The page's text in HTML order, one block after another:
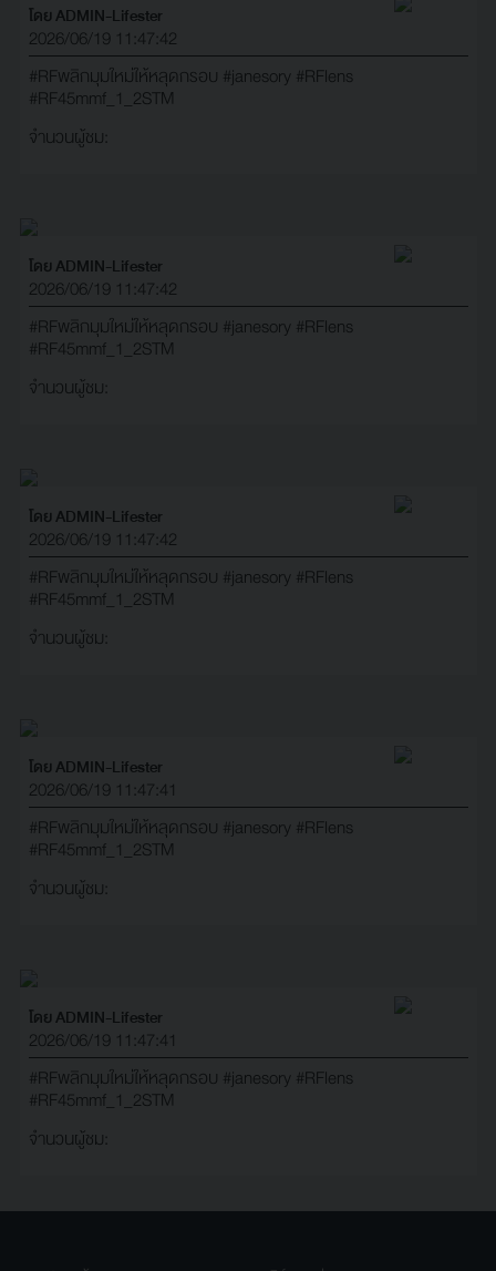
โดย ADMIN-Lifester
2026/06/19 11:47:42
#RFพลิกมุมใหม่ให้หลุดกรอบ #janesory #RFlens
#RF45mmf_1_2STM
จำนวนผู้ชม:
โดย ADMIN-Lifester
2026/06/19 11:47:42
#RFพลิกมุมใหม่ให้หลุดกรอบ #janesory #RFlens
#RF45mmf_1_2STM
จำนวนผู้ชม:
โดย ADMIN-Lifester
2026/06/19 11:47:42
#RFพลิกมุมใหม่ให้หลุดกรอบ #janesory #RFlens
#RF45mmf_1_2STM
จำนวนผู้ชม:
โดย ADMIN-Lifester
2026/06/19 11:47:41
#RFพลิกมุมใหม่ให้หลุดกรอบ #janesory #RFlens
#RF45mmf_1_2STM
จำนวนผู้ชม:
โดย ADMIN-Lifester
2026/06/19 11:47:41
#RFพลิกมุมใหม่ให้หลุดกรอบ #janesory #RFlens
#RF45mmf_1_2STM
จำนวนผู้ชม: